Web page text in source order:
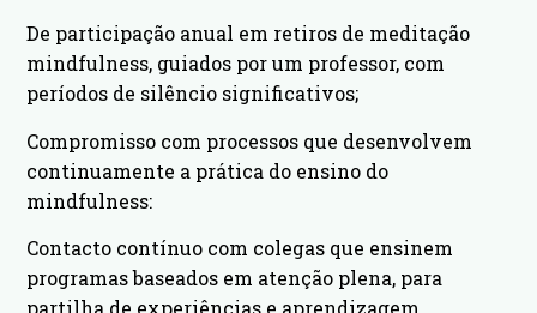
De participação anual em retiros de meditação
mindfulness, guiados por um professor, com
períodos de silêncio significativos;
Compromisso com processos que desenvolvem
continuamente a prática do ensino do
mindfulness:
Contacto contínuo com colegas que ensinem
programas baseados em atenção plena, para
partilha de experiências e aprendizagem